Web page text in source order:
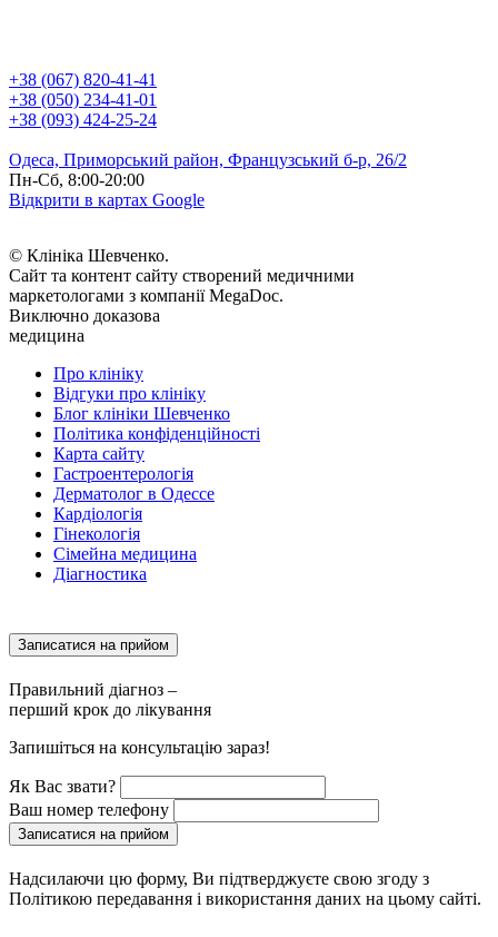
+38 (067) 820-41-41
+38 (050) 234-41-01
+38 (093) 424-25-24
Одеса, Приморський район, Французський б-р, 26/2
Пн-Сб, 8:00-20:00
Відкрити в картах Google
© Клініка Шевченко.
Сайт та контент сайту створений медичними
маркетологами з компанії MegaDoc.
Виключно доказова
медицина
Про клініку
Відгуки про клініку
Блог клініки Шевченко
Політика конфіденційності
Карта сайту
Гастроентерологія
Дерматолог в Одессе
Кардіологія
Гінекологія
Сімейна медицина
Діагностика
Записатися на прийом
Правильний діагноз –
перший крок до лікування
Запишіться на консультацію зараз!
Як Вас звати?
Ваш номер телефону
Записатися на прийом
Надсилаючи цю форму, Ви підтверджуєте свою згоду з
Політикою передавання і використання даних на цьому сайті.